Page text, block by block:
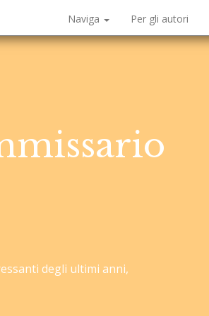
Naviga Per gli autori
degli ultimi anni,